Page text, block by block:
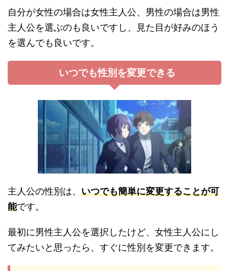
自分が女性の場合は女性主人公、男性の場合は男性
主人公を選ぶのも良いですし、見た目が好みのほう
を選んでも良いです。
いつでも性別を変更できる
主人公の性別は、 いつでも簡単に変更することが可
能です。
最初に男性主人公を選択したけど、女性主人公にし
てみたいと思ったら、すぐに性別を変更できます。